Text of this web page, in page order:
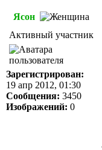
Ясон
Активный участник
Зарегистрирован:
19 апр 2012, 01:30
Сообщения: 3450
Изображений: 0